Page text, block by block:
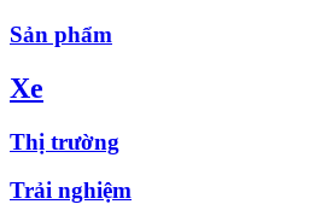
Sản phẩm
Xe
Thị trường
Trải nghiệm